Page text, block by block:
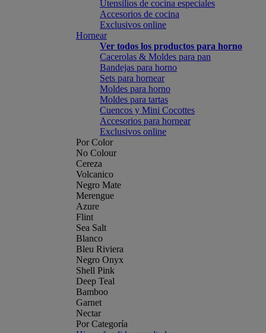
Utensilios de cocina especiales
Accesorios de cocina
Exclusivos online
Hornear
Ver todos los productos para horno
Cacerolas & Moldes para pan
Bandejas para horno
Sets para hornear
Moldes para horno
Moldes para tartas
Cuencos y Mini Cocottes
Accesorios para hornear
Exclusivos online
Por Color
No Colour
Cereza
Volcanico
Negro Mate
Merengue
Azure
Flint
Sea Salt
Blanco
Bleu Riviera
Negro Onyx
Shell Pink
Deep Teal
Bamboo
Garnet
Nectar
Por Categoría